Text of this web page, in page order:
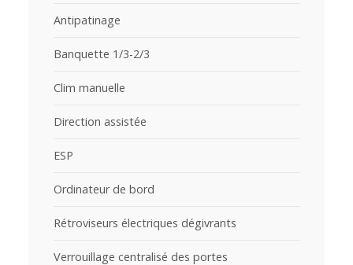
Antipatinage
Banquette 1/3-2/3
Clim manuelle
Direction assistée
ESP
Ordinateur de bord
Rétroviseurs électriques dégivrants
Verrouillage centralisé des portes